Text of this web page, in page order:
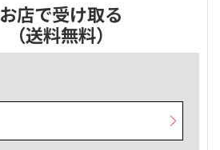
お店で受け取る
（送料無料）